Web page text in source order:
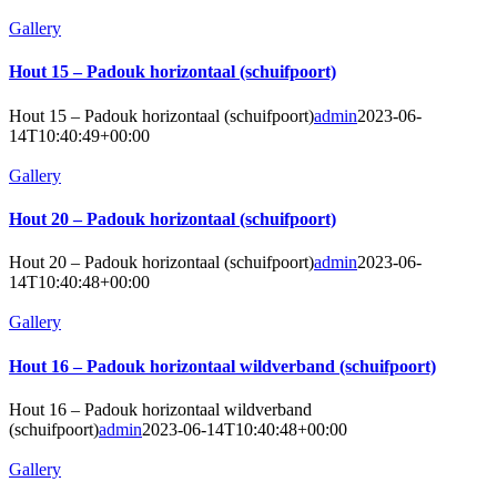
Gallery
Hout 15 – Padouk horizontaal (schuifpoort)
Hout 15 – Padouk horizontaal (schuifpoort)admin2023-06-
14T10:40:49+00:00
Gallery
Hout 20 – Padouk horizontaal (schuifpoort)
Hout 20 – Padouk horizontaal (schuifpoort)admin2023-06-
14T10:40:48+00:00
Gallery
Hout 16 – Padouk horizontaal wildverband (schuifpoort)
Hout 16 – Padouk horizontaal wildverband
(schuifpoort)admin2023-06-14T10:40:48+00:00
Gallery